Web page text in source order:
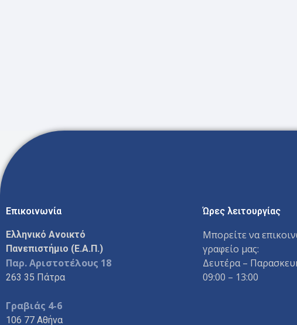
Επικοινωνία
Ελληνικό Ανοικτό
Πανεπιστήμιο (Ε.Α.Π.)
Παρ. Αριστοτέλους 18
263 35 Πάτρα
Γραβιάς 4-6
106 77 Αθήνα
Ώρες λειτουργίας
Μπορείτε να
γραφείο μας:
Δευτέρα –
09:00 – 13:00